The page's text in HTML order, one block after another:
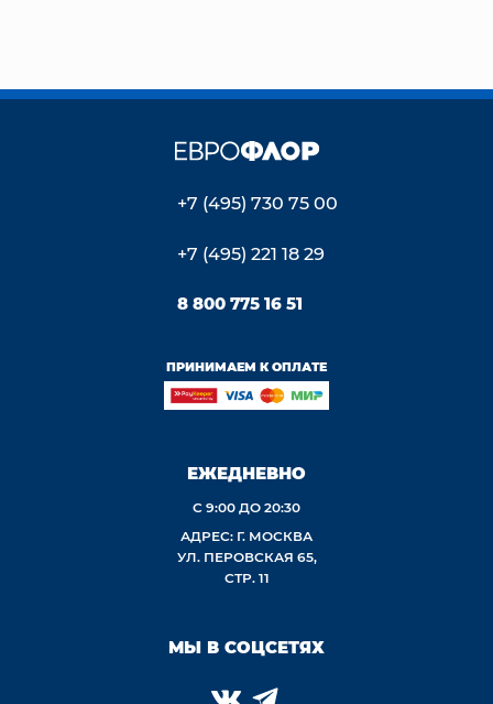
+7 (495) 730 75 00
+7 (495) 221 18 29
8 800 775 16 51
ПРИНИМАЕМ К ОПЛАТЕ
ЕЖЕДНЕВНО
С 9:00 ДО 20:30
АДРЕС: Г. МОСКВА
УЛ. ПЕРОВСКАЯ 65,
СТР. 11
МЫ В СОЦСЕТЯХ